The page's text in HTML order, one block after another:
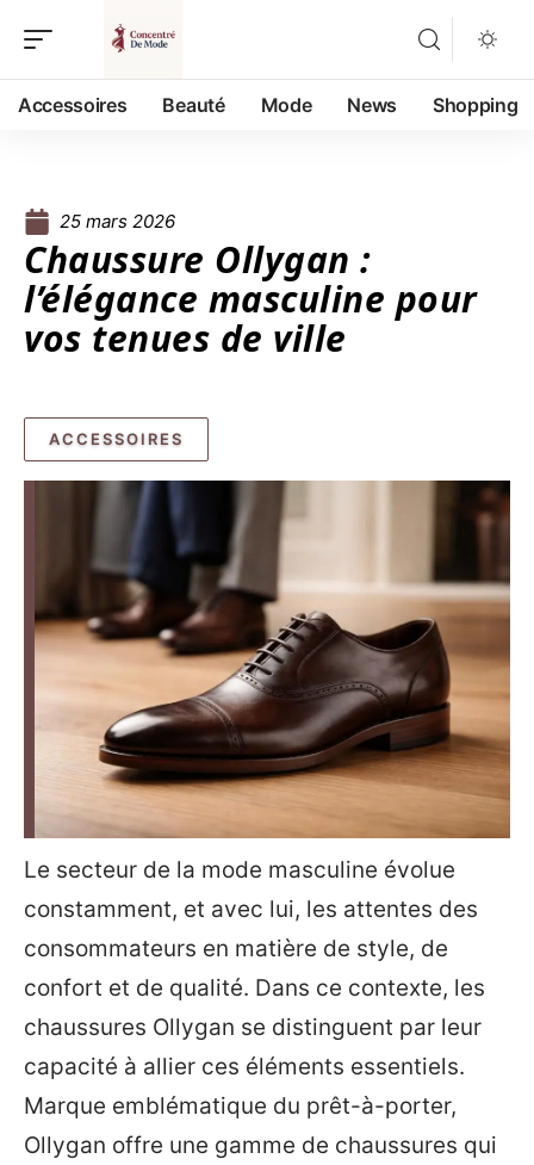
Accessoires Beauté Mode News Shopping
25 mars 2026
Chaussure Ollygan :
l’élégance masculine pour
vos tenues de ville
ACCESSOIRES
Le secteur de la mode masculine évolue
constamment, et avec lui, les attentes des
consommateurs en matière de style, de
confort et de qualité. Dans ce contexte, les
chaussures Ollygan se distinguent par leur
capacité à allier ces éléments essentiels.
Marque emblématique du prêt-à-porter,
Ollygan offre une gamme de chaussures qui